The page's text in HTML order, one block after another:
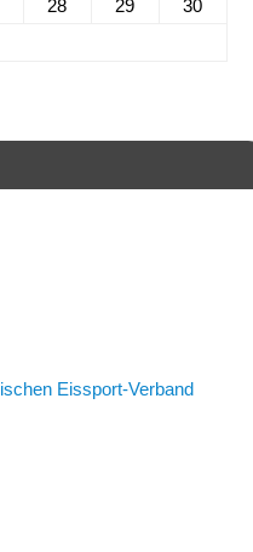
28 29
30
Eissport-Verband